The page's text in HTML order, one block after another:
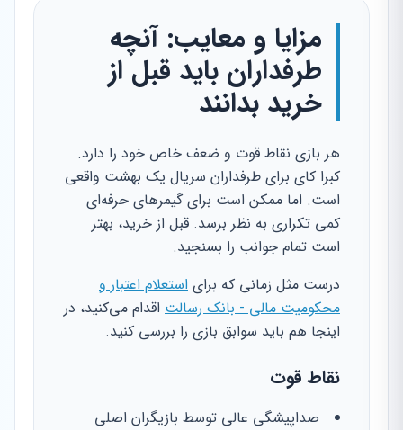
مزایا و معایب: آنچه
طرفداران باید قبل از
خرید بدانند
هر بازی نقاط قوت و ضعف خاص خود را دارد.
کبرا کای برای طرفداران سریال یک بهشت واقعی
است. اما ممکن است برای گیمرهای حرفه‌ای
کمی تکراری به نظر برسد. قبل از خرید، بهتر
است تمام جوانب را بسنجید.
درست مثل زمانی که برای استعلام اعتبار و
محکومیت مالی - بانک رسالت اقدام می‌کنید، در
اینجا هم باید سوابق بازی را بررسی کنید.
نقاط قوت
صداپیشگی عالی توسط بازیگران اصلی